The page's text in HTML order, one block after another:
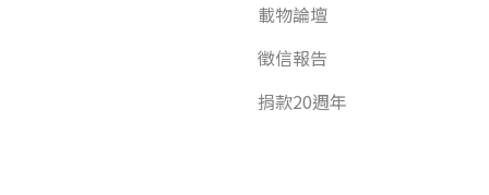
載物論壇
徵信報告
捐款20週年